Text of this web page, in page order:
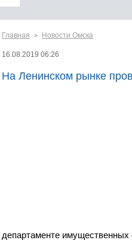
Главная > Новости Омска
16.08.2019 06:26
На Ленинском рынке
департаменте